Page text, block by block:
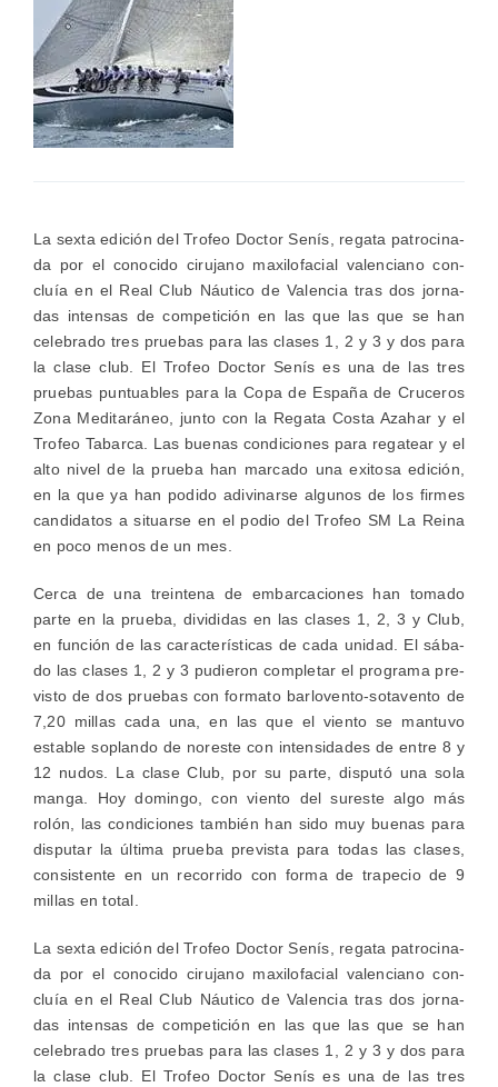
La sex­ta edi­ción del Tro­feo Doc­tor Senís, rega­ta patro­ci­na­
da por el cono­ci­do ciru­jano maxi­lo­fa­cial valen­ciano con­
cluía en el Real Club Náu­ti­co de Valen­cia tras dos jor­na­
das inten­sas de com­pe­ti­ción en las que las que se han
cele­bra­do tres prue­bas para las cla­ses 1, 2 y 3 y dos para
la cla­se club. El Tro­feo Doc­tor Senís es una de las tres
prue­bas pun­tua­bles para la Copa de Espa­ña de Cru­ce­ros
Zona Medi­ta­rá­neo, jun­to con la Rega­ta Cos­ta Azahar y el
Tro­feo Tabar­ca. Las bue­nas con­di­cio­nes para rega­tear y el
alto nivel de la prue­ba han mar­ca­do una exi­to­sa edi­ción,
en la que ya han podi­do adi­vi­nar­se algu­nos de los fir­mes
can­di­da­tos a situar­se en el podio del Tro­feo SM La Rei­na
en poco menos de un mes.
Cer­ca de una trein­te­na de embar­ca­cio­nes han toma­do
par­te en la prue­ba, divi­di­das en las cla­ses 1, 2, 3 y Club,
en fun­ción de las carac­te­rís­ti­cas de cada uni­dad. El sába­
do las cla­ses 1, 2 y 3 pudie­ron com­ple­tar el pro­gra­ma pre­
vis­to de dos prue­bas con for­ma­to bar­­lo­­ve­n­­to-sota­­ve­n­­to de
7,20 millas cada una, en las que el vien­to se man­tu­vo
esta­ble soplan­do de nores­te con inten­si­da­des de entre 8 y
12 nudos. La cla­se Club, por su par­te, dis­pu­tó una sola
man­ga. Hoy domin­go, con vien­to del sur­es­te algo más
rolón, las con­di­cio­nes tam­bién han sido muy bue­nas para
dispu­tar la últi­ma prue­ba pre­vis­ta para todas las cla­ses,
con­sis­ten­te en un reco­rri­do con for­ma de tra­pe­cio de 9
millas en total.
La sex­ta edi­ción del Tro­feo Doc­tor Senís, rega­ta patro­ci­na­
da por el cono­ci­do ciru­jano maxi­lo­fa­cial valen­ciano con­
cluía en el Real Club Náu­ti­co de Valen­cia tras dos jor­na­
das inten­sas de com­pe­ti­ción en las que las que se han
cele­bra­do tres prue­bas para las cla­ses 1, 2 y 3 y dos para
la cla­se club. El Tro­feo Doc­tor Senís es una de las tres